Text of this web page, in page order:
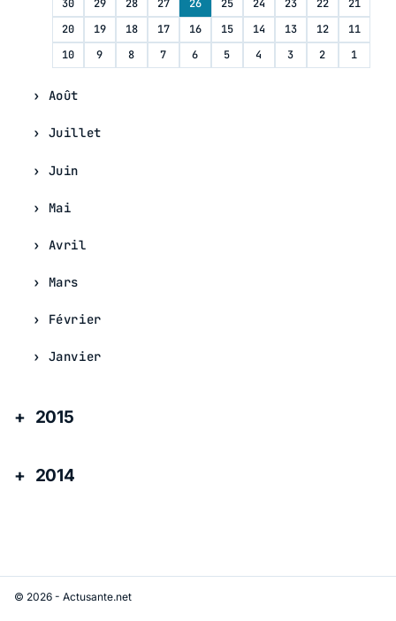
30 29 28 27 26 25 24 23 22
21
20
19 18 17 16 15 14 13 12
11
10
9 8 7 6 5 4 3 2 1
Août
Juillet
Juin
Mai
Avril
Mars
Février
Janvier
2015
2014
© 2026 - Actusante.net